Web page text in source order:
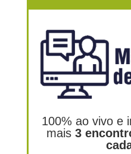
100% ao vivo e
mais 3